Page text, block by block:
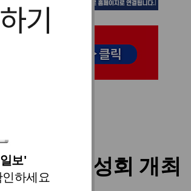
보'
하세요
및 축복성회 개최